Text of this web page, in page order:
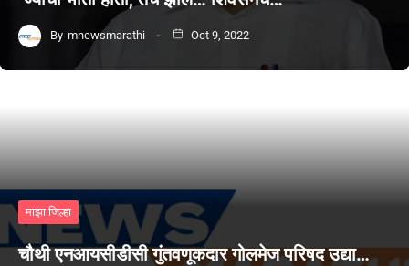
By mnewsmarathi Oct 9, 2022
माझा जिल्हा
चौथी एनआयसीडीसी गुंतवणूकदार गोलमेज परिषद उद्या…